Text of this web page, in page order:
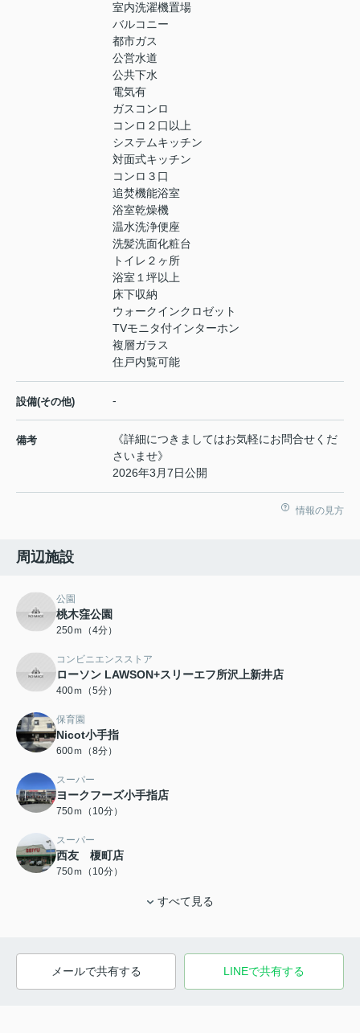
室内洗濯機置場
バルコニー
都市ガス
公営水道
公共下水
電気有
ガスコンロ
コンロ２口以上
システムキッチン
対面式キッチン
コンロ３口
追焚機能浴室
浴室乾燥機
温水洗浄便座
洗髪洗面化粧台
トイレ２ヶ所
浴室１坪以上
床下収納
ウォークインクロゼット
TVモニタ付インターホン
複層ガラス
住戸内覧可能
設備(その他) -
備考
《詳細につきましてはお気軽にお問合せくだ
さいませ》
2026年3月7日公開
情報の見方
周辺施設
公園
桃木窪公園
250ｍ（4分）
コンビニエンスストア
ローソン LAWSON+スリーエフ所沢上新井店
400ｍ（5分）
保育園
Nicot小手指
600ｍ（8分）
スーパー
ヨークフーズ小手指店
750ｍ（10分）
スーパー
西友 榎町店
750ｍ（10分）
すべて見る
メールで共有する LINEで共有する